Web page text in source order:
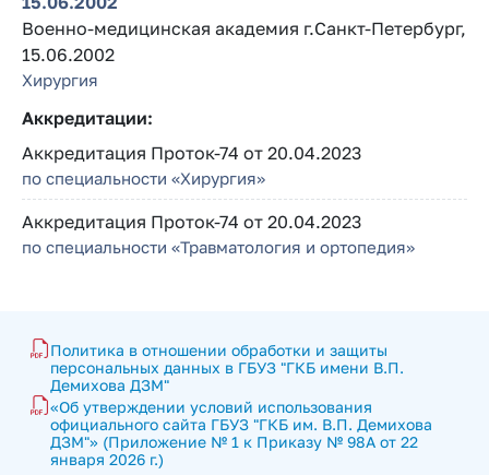
Военно-медицинская академия г.Санкт-Петербург,
15.06.2002
Хирургия
Аккредитации:
Аккредитация Проток-74 от 20.04.2023
по специальности «Хирургия»
Аккредитация Проток-74 от 20.04.2023
по специальности «Травматология и ортопедия»
Политика в отношении обработки и защиты
персональных данных в ГБУЗ "ГКБ имени В.П.
Демихова ДЗМ"
«Об утверждении условий использования
официального сайта ГБУЗ "ГКБ им. В.П. Демихова
ДЗМ"» (Приложение № 1 к Приказу № 98А от 22
января 2026 г.)